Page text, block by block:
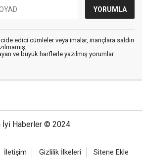
edici cümleler veya imalar, inançlara saldırı
ve büyük harflerle yazılmış yorumlar
İyi Haberler © 2024
İletişim Gizlilik İlkeleri Sitene Ekle